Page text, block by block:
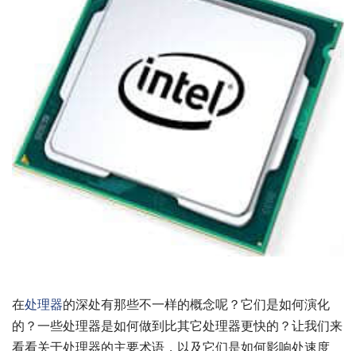
在处理器的深处有那些不一样的概念呢？它们是如何演化
的？一些处理器是如何做到比其它处理器更快的？让我们来